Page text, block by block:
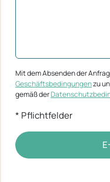
Mit dem Absenden der
Geschäftsbedingungenzu
gemäß der
* Pflichtfelder